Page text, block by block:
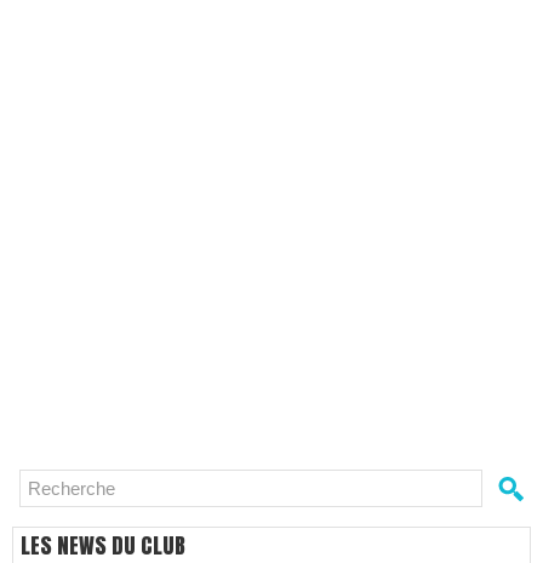
LES NEWS DU CLUB